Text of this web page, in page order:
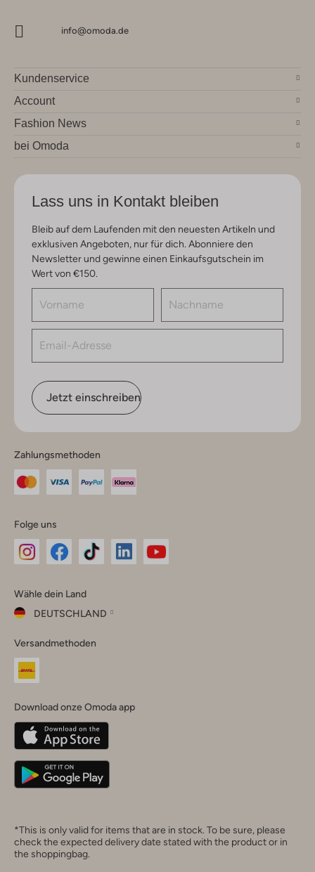
info@omoda.de
Kundenservice
Account
Fashion News
bei Omoda
Lass uns in Kontakt bleiben
Bleib auf dem Laufenden mit den neuesten Artikeln und
exklusiven Angeboten, nur für dich. Abonniere den
Newsletter und gewinne einen Einkaufsgutschein im
Wert von €150.
Jetzt einschreiben
Zahlungsmethoden
Folge uns
Instagram
Facebook
TikTok
Wähle dein Land
DEUTSCHLAND
dein
Land
Belgique(Français)
Deutschland
Versandmethoden
Download onze Omoda app
*This is only valid for items that are in stock. To be sure, please
check the expected delivery date stated with the product or in
the shoppingbag.